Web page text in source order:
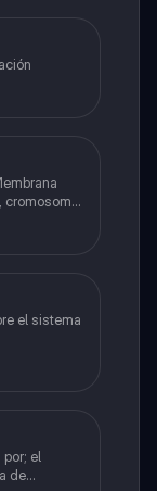
cromosoma
el sistema
el
de